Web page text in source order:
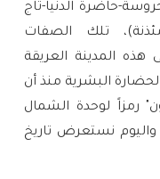
حاضرة الدنيا-تاج
مئذنة)، تلك الصفات
هذه المدينة العريقة
البشرية منذ أن
رمزاً لوحدة الشمال
نستعرض تاريخ